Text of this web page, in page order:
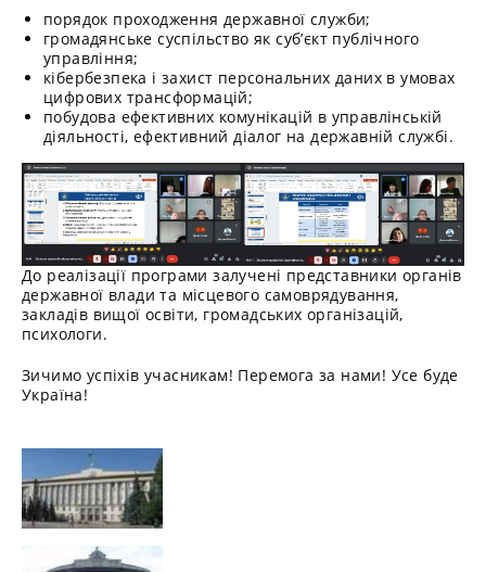
порядок проходження державної служби;
громадянське суспільство як суб’єкт публічного
управління;
кібербезпека і захист персональних даних в умовах
цифрових трансформацій;
побудова ефективних комунікацій в управлінській
діяльності, ефективний діалог на державній службі.
До реалізації програми залучені представники органів
державної влади та місцевого самоврядування,
закладів вищої освіти, громадських організацій,
психологи.
Зичимо успіхів учасникам! Перемога за нами! Усе буде
Україна!